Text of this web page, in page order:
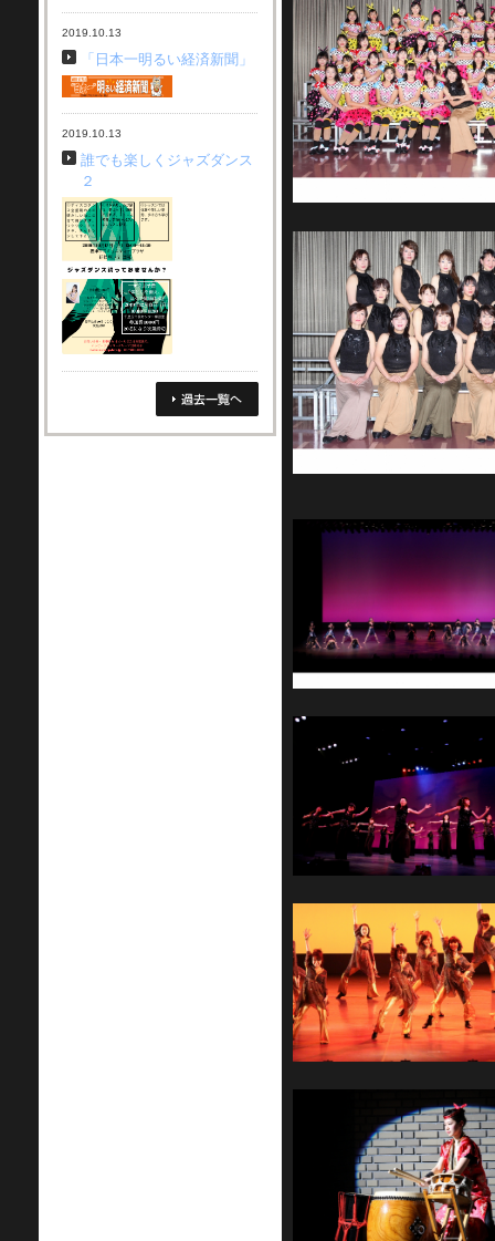
2019.10.13
「日本一明るい経済新聞」
2019.10.13
誰でも楽しくジャズダンス
２